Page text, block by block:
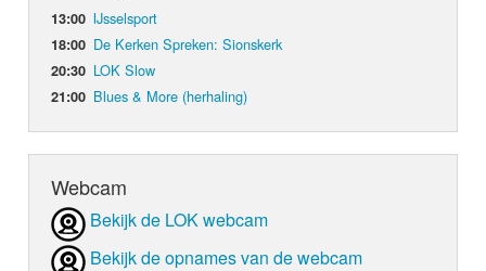
13:00 IJsselsport
18:00 De Kerken Spreken: Sionskerk
20:30 LOK Slow
21:00 Blues & More (herhaling)
Webcam
Bekijk de LOK webcam
Bekijk de opnames van de webcam